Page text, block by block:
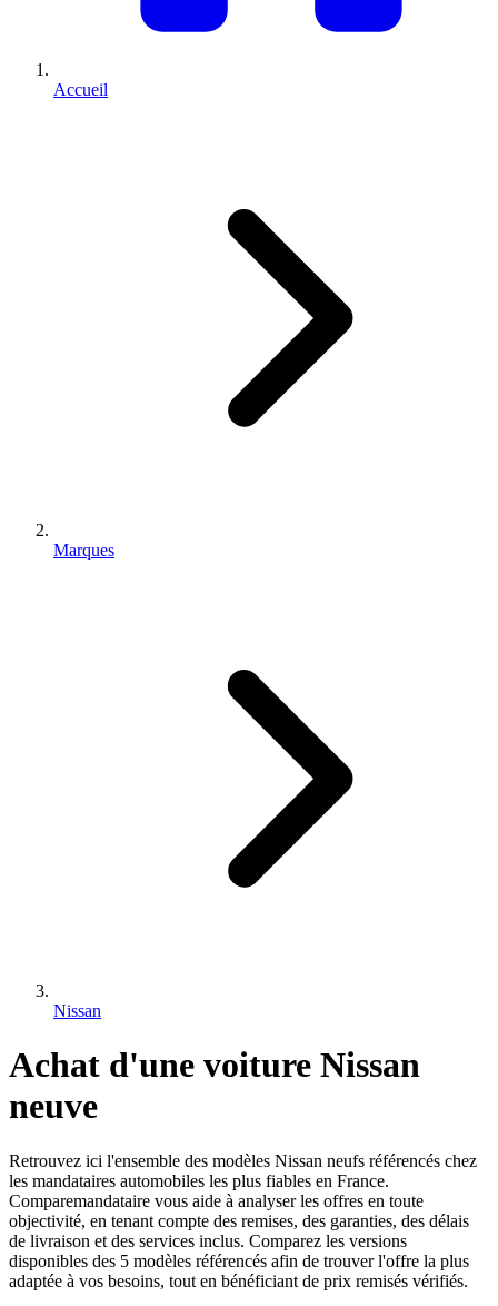
Accueil
Marques
Nissan
Achat d'une voiture Nissan
neuve
Retrouvez ici l'ensemble des modèles Nissan neufs référencés chez
les mandataires automobiles les plus fiables en France.
Comparemandataire vous aide à analyser les offres en toute
objectivité, en tenant compte des remises, des garanties, des délais
de livraison et des services inclus. Comparez les versions
disponibles des 5 modèles référencés afin de trouver l'offre la plus
adaptée à vos besoins, tout en bénéficiant de prix remisés vérifiés.